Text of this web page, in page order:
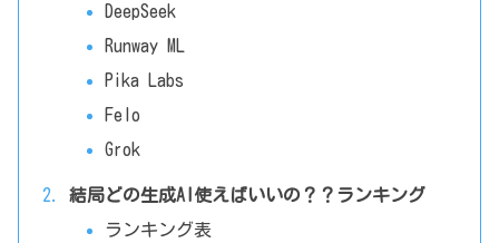
DeepSeek
Runway ML
Pika Labs
Felo
Grok
結局どの生成AI使えばいいの？？ランキング
ランキング表